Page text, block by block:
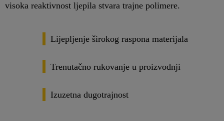
visoka reaktivnost ljepila stvara trajne polimere.
Lijepljenje širokog raspona materijala
Trenutačno rukovanje u proizvodnji
Izuzetna dugotrajnost